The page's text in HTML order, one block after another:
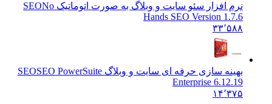
نرم افزار سئو سایت و وبلاگ به صورت اتوماتیک SEONo
Hands SEO Version 1.7.6
۳۳٬۵۸۸
بهینه سازی حرفه ای سایت و وبلاگ SEOSEO PowerSuite
Enterprise 6.12.19
۱۴٬۳۷۵